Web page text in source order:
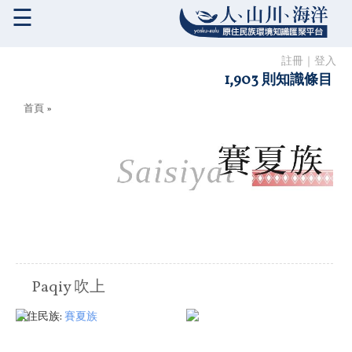
註冊 登入
1,903 則知識條目
☰
您在這裡
首頁 »
Paqiy 吹上
原住民族: 賽夏族